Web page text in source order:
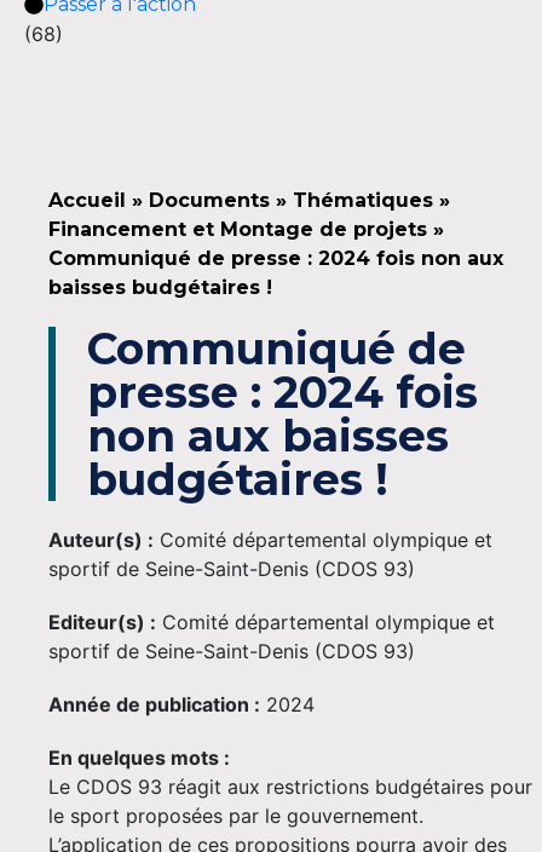
(68)
Accueil » Documents » Thématiques »
Financement et Montage de projets »
Communiqué de presse : 2024 fois non aux
baisses budgétaires !
Communiqué de
presse : 2024 fois
non aux baisses
budgétaires !
Auteur(s) : Comité départemental olympique et
sportif de Seine-Saint-Denis (CDOS 93)
Editeur(s) : Comité départemental olympique et
sportif de Seine-Saint-Denis (CDOS 93)
Année de publication : 2024
En quelques mots :
Le CDOS 93 réagit aux restrictions budgétaires pour
le sport proposées par le gouvernement.
L’application de ces propositions pourra avoir des